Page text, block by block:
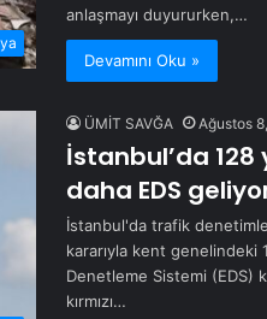
anlaşmayı duyururken,…
Devamını Oku »
ÜMİT SAVĞA Ağustos
İstanbul’da
daha EDS
İstanbul'da trafik
kararıyla kent
Denetleme Sistemi (EDS)
kırmızı…